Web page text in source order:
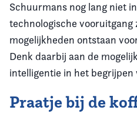
Schuurmans nog lang niet
technologische vooruitgang
mogelijkheden ontstaan
Denk daarbij aan de
intelligentie in het begrijpen
Praatje bij de